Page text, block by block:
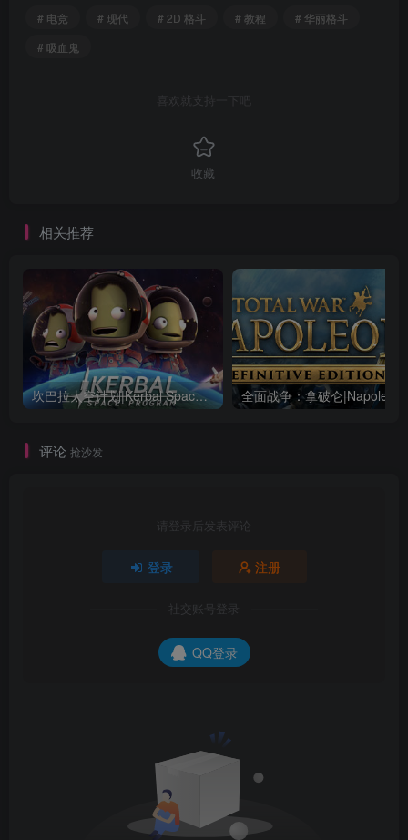
# 电竞
# 现代 # 2D 格斗 # 教程
# 华丽格斗
# 吸血鬼
喜欢就支持一下吧
收藏
相关推荐
坎巴拉太空计划|Kerbal Space Program|1.12.5.3190|整合全DLC
评论 抢沙发
请登录后发表评论
登录 注册
社交账号登录
QQ登录